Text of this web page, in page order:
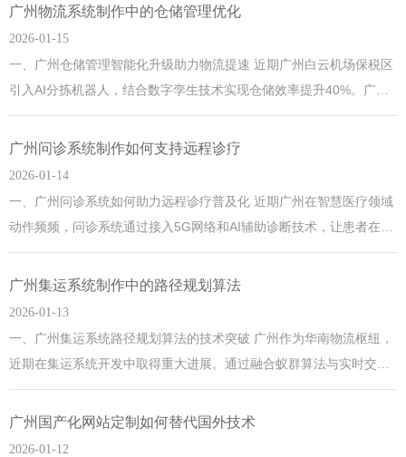
珠江新城等核心商圈的服务案例库，实现90%常见问题的秒级响应。
广州物流系统制作中的仓储管理优化
2026-01-15
一、广州仓储管理智能化升级助力物流提速 近期广州白云机场保税区
引入AI分拣机器人，结合数字孪生技术实现仓储效率提升40%。广州
作为国家物流枢纽城市，正通过5G+智能仓储系统应对跨境电商爆发
式增长，今年前五月南沙自贸区进出口额同比增长12%，智能化改造
广州问诊系统制作如何支持远程诊疗
2026-01-14
一、广州问诊系统如何助力远程诊疗普及化 近期广州在智慧医疗领域
动作频频，问诊系统通过接入5G网络和AI辅助诊断技术，让患者在家
即可完成三甲医院专家会诊。尤其在荔湾区疫情反复期间，该系统有
效缓解了线下医疗压力，广州日报报道显示单日远程问诊量突破2万人
广州集运系统制作中的路径规划算法
2026-01-13
一、广州集运系统路径规划算法的技术突破 广州作为华南物流枢纽，
近期在集运系统开发中取得重大进展。通过融合蚁群算法与实时交通
大数据，广州的路径规划效率提升40%，尤其适应珠江新城等核心商
圈的高峰拥堵场景。值得一提的是，广州白云机场货运区已率先试点
广州国产化网站定制如何替代国外技术
2026-01-12